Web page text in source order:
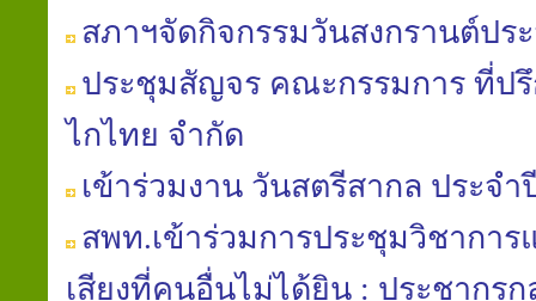
สภาฯจัดกิจกรรมวันสงกรานต์ปร
ประชุมสัญจร คณะกรรมการ ที่ป
ไกไทย จำกัด
เข้าร่วมงาน วันสตรีสากล ประจำ
สพท.เข้าร่วมการประชุมวิชาการ
เสียงที่คนอื่นไม่ได้ยิน : ประชากรก